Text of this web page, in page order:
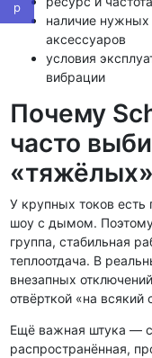
наличие нужных
аксессуаров
условия
вибрации
Почему
часто
У крупных токов
шоу с дымом. Поэтому
группа, стабильная
теплоотдача. В
внезапных
отвёрткой «на всякий
Ещё важная штука —
распространённая,